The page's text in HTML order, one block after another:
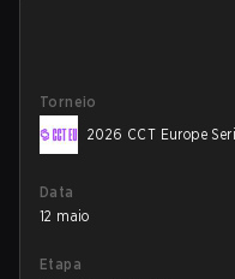
Torneio
2026 CCT Europe
Data
12 maio
Etapa